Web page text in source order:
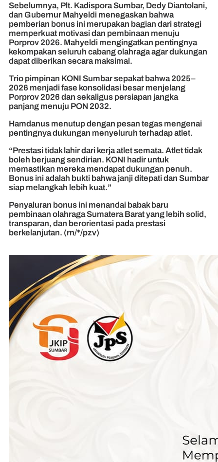
Sebelumnya, Plt. Kadispora Sumbar, Dedy Diantolani,
dan Gubernur Mahyeldi menegaskan bahwa
pemberian bonus ini merupakan bagian dari strategi
memperkuat motivasi dan pembinaan menuju
Porprov 2026. Mahyeldi mengingatkan pentingnya
kekompakan seluruh cabang olahraga agar dukungan
dapat diberikan secara maksimal.
Trio pimpinan KONI Sumbar sepakat bahwa 2025–
2026 menjadi fase konsolidasi besar menjelang
Porprov 2026 dan sekaligus persiapan jangka
panjang menuju PON 2032.
Hamdanus menutup dengan pesan tegas mengenai
pentingnya dukungan menyeluruh terhadap atlet.
“Prestasi tidak lahir dari kerja atlet semata. Atlet tidak
boleh berjuang sendirian. KONI hadir untuk
memastikan mereka mendapat dukungan penuh.
Bonus ini adalah bukti bahwa janji ditepati dan Sumbar
siap melangkah lebih kuat.”
Penyaluran bonus ini menandai babak baru
pembinaan olahraga Sumatera Barat yang lebih solid,
transparan, dan berorientasi pada prestasi
berkelanjutan. (rn/*/pzv)